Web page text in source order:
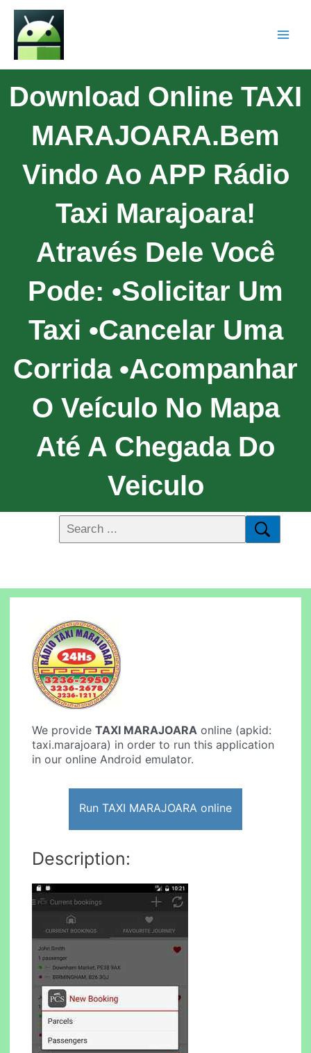
Download Online TAXI
MARAJOARA.Bem
Vindo Ao APP Rádio
Taxi Marajoara!
Através Dele Você
Pode: •Solicitar Um
Taxi •Cancelar Uma
Corrida •Acompanhar
O Veículo No Mapa
Até A Chegada Do
Veiculo
We provideTAXI MARAJOARA online (apkid:
taxi.marajoara) in order to run this application
in our online Android emulator.
Run TAXI MARAJOARA online
Description: